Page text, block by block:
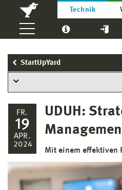
Technik
StartUpYard
FR.
19
APR.
2024
UDUH:
Mit einem effektiven